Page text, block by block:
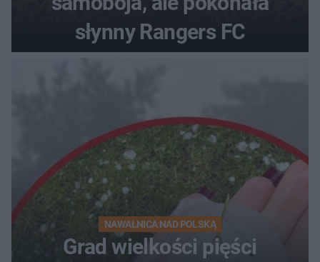
słynny Rangers FC
NAWAŁNICA NAD POLSKĄ
Grad wielkości pięści